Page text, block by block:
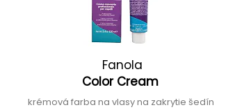
Fanola
Color Cream
krémová farba na vlasy na zakrytie šedín